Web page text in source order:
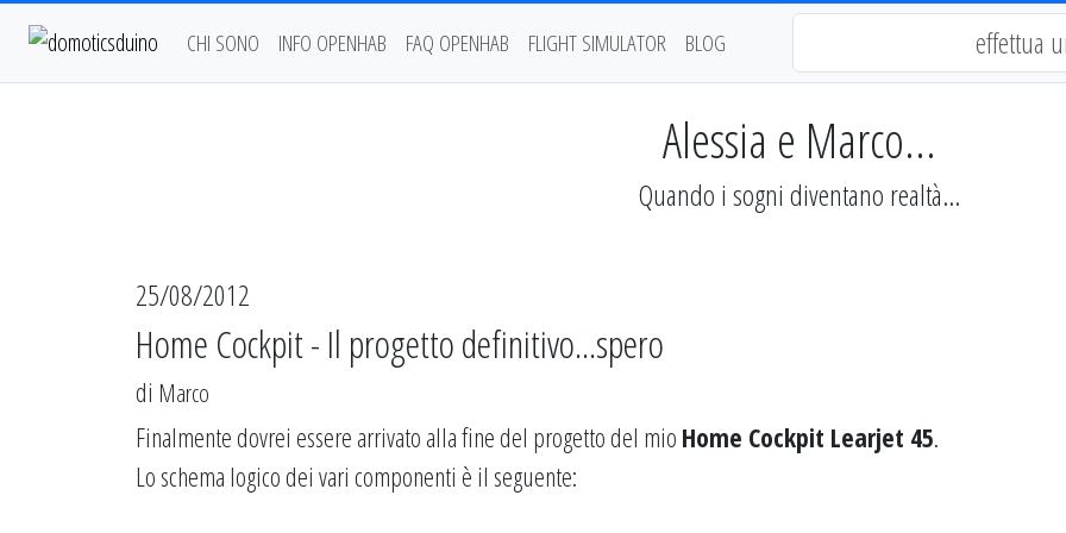
CHI SONO INFO OPENHAB FAQ OPENHAB FLIGHT SIMULATOR BLOG
Alessia e Marco...
Quando i sogni diventano realtà...
25/08/2012
Home Cockpit - Il progetto definitivo...spero
di Marco
Finalmente dovrei essere arrivato alla fine del progetto del mio Home Cockpit Learjet 45.
Lo schema logico dei vari componenti è il seguente: